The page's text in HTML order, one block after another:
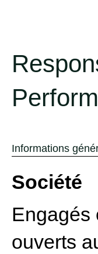
Informations
Société
Engagés
ouverts